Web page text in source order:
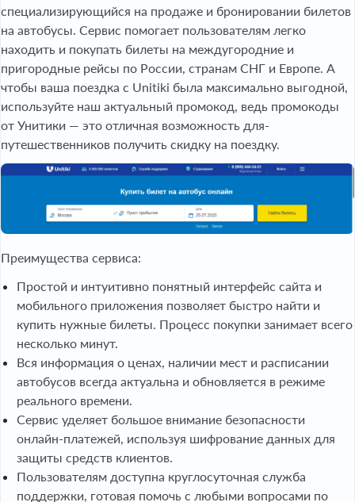
специализирующийся на продаже и бронировании билетов
на автобусы. Сервис помогает пользователям легко
находить и покупать билеты на междугородние и
пригородные рейсы по России, странам СНГ и Европе. А
чтобы ваша поездка с Unitiki была максимально выгодной,
используйте наш актуальный промокод, ведь промокоды
от Унитики — это отличная возможность для-
путешественников получить скидку на поездку.
Преимущества сервиса:
Простой и интуитивно понятный интерфейс сайта и
мобильного приложения позволяет быстро найти и
купить нужные билеты. Процесс покупки занимает всего
несколько минут.
Вся информация о ценах, наличии мест и расписании
автобусов всегда актуальна и обновляется в режиме
реального времени.
Сервис уделяет большое внимание безопасности
онлайн-платежей, используя шифрование данных для
защиты средств клиентов.
Пользователям доступна круглосуточная служба
поддержки, готовая помочь с любыми вопросами по